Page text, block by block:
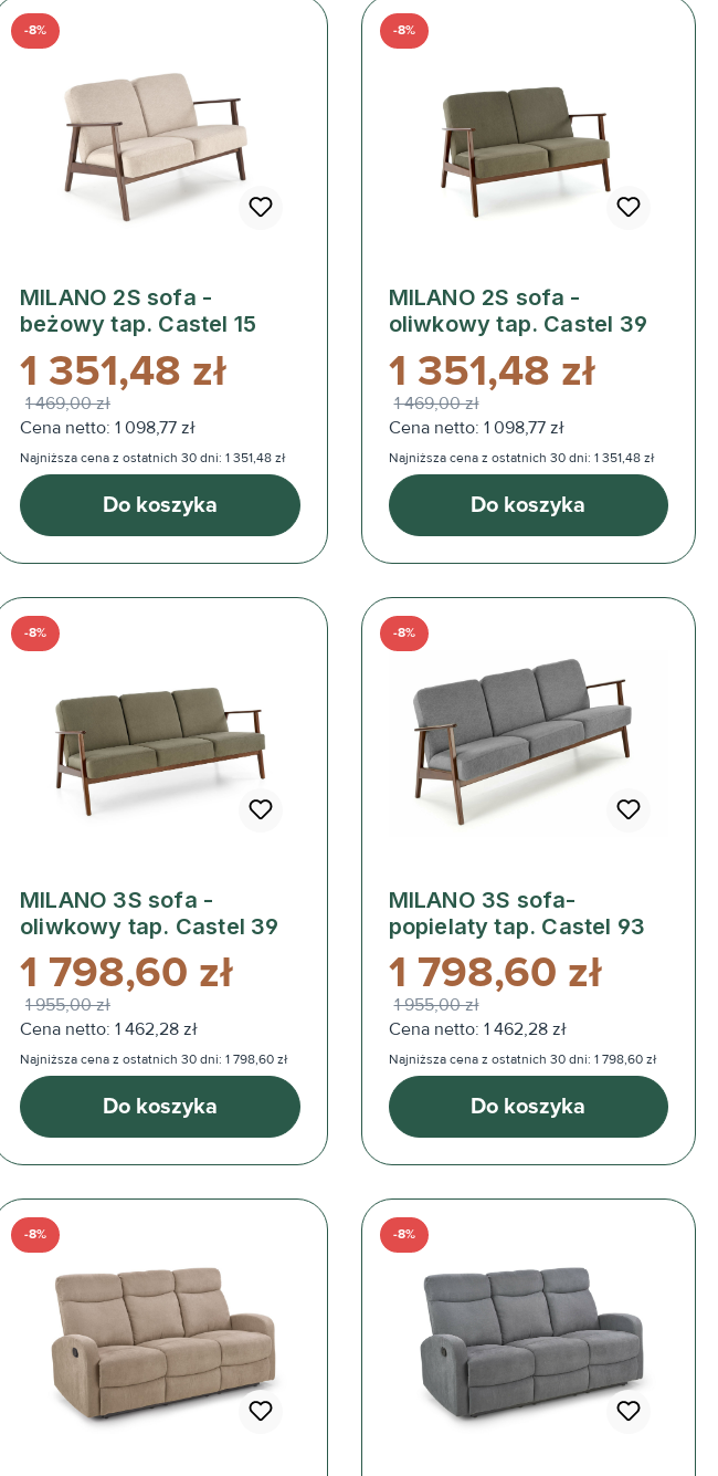
MILANO 2S sofa -
beżowy tap. Castel 15
-8%
1 351,48 zł
1 469,00 zł
Cena netto: 1 098,77 zł
Najniższa cena z ostatnich 30 dni: 1 351,48 zł
Do koszyka
MILANO 2S sofa -
oliwkowy tap. Castel 39
-8%
1 351,48 zł
1 469,00 zł
Cena netto: 1 098,77 zł
Najniższa cena z ostatnich 30 dni: 1 351,48 zł
Do koszyka
MILANO 3S sofa -
oliwkowy tap. Castel 39
-8%
1 798,60 zł
1 955,00 zł
Cena netto: 1 462,28 zł
Najniższa cena z ostatnich 30 dni: 1 798,60 zł
Do koszyka
MILANO 3S sofa-
popielaty tap. Castel 93
-8%
1 798,60 zł
1 955,00 zł
Cena netto: 1 462,28 zł
Najniższa cena z ostatnich 30 dni: 1 798,60 zł
Do koszyka
-8% -8%